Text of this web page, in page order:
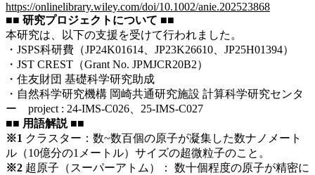
https://onlinelibrary.wiley.com/doi/10.1002/anie.202523868
■■ 研究プロジェクトについて ■■
本研究は、以下の支援を受けて行われました。
・JSPS科研費（JP24K01614、JP23K26610、JP25H01394）
・JST CREST（Grant No. JPMJCR20B2）
・住友財団 基礎科学研究助成
・自然科学研究機構 岡崎共通研究施設 計算科学研究センタ
ー project : 24-IMS-C026、25-IMS-C027
■■ 用語解説 ■■
※1 クラスター：数~数百個の原子が凝集した数ナノメート
ル（10億分の1メートル）サイズの超微粒子のこと。
※2 超原子（スーパーアトム）： 数十個程度の原子が精密に